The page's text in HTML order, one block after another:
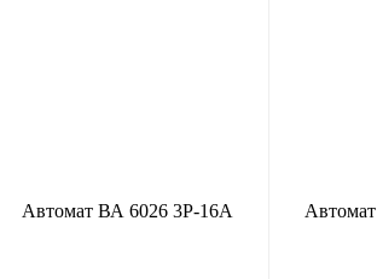
Автомат ВА 6026 3Р-16А